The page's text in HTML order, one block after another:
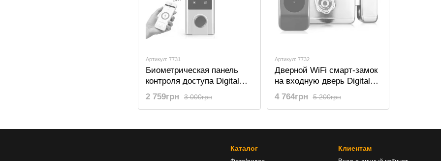
Артикул: 7731
Биометрическая панель
контроля доступа Digital
Lion AC01b, с мобильным
приложением Tuya и
3 000грн
2 759грн
Артикул: 7732
Дверной WiFi смарт-замок
на входную дверь Digital
Lion DL01w, со сканером
отпечатков пальцев и
5 200грн
4 764грн
Каталог Клиентам